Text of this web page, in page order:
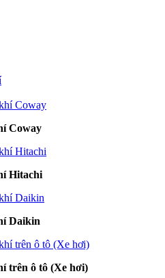
Coway
Hitachi
Daikin
trên ô tô (Xe hơi)